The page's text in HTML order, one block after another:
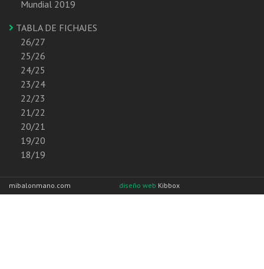
Mundial 2019
TABLA DE FICHAJES
26/27
25/26
24/25
23/24
22/23
21/22
20/21
19/20
18/19
mibalonmano.com diseño web Kibbox